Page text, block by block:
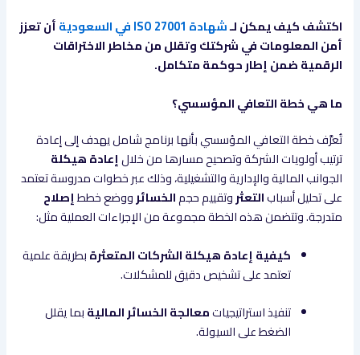
اكتشف كيف يمكن لـشهادة ISO 27001 في السعودية
أن تعزز
أمن المعلومات في شركتك وتقلل من مخاطر الاختراقات
الرقمية ضمن إطار حوكمة متكامل.
ما هي خطة التعافي المؤسسي؟
تُعرَّف خطة التعافي المؤسسي بأنها برنامج شامل يهدف إلى إعادة
ترتيب أولويات الشركة وتصحيح مسارها من خلالإعادة هيكلة
الجوانب المالية والإدارية والتشغيلية، وذلك عبر خطوات مدروسة تعتمد
على تحليل أسبابالتعثروتقييم حجمالخسائرووضع خططإصلاح
متدرجة. وتتضمن هذه الخطة مجموعة من الإجراءات العملية مثل:
كيفية إعادة هيكلة الشركات المتعثرةبطريقة علمية
تعتمد على تشخيص دقيق للمشكلات.
تنفيذ استراتيجياتمعالجة الخسائر الماليةبما يقلل
الضغط على السيولة.